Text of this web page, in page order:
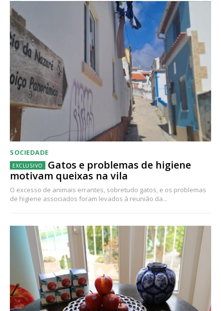
SOCIEDADE
Gatos e problemas de higiene
motivam queixas na vila
O excesso de animais errantes, sobretudo gatos, e os problemas
de higiene associados foram levados à reunião da...